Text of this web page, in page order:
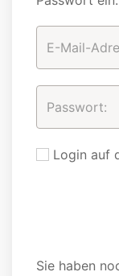
Login auf
Sie haben